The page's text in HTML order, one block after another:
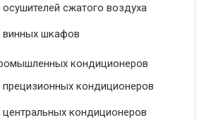
сжатого воздуха
винных шкафов
кондиционеров
кондиционеров
кондиционеров